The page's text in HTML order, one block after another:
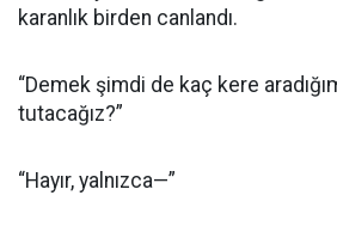
karanlık birden canlandı.
“Demek şimdi de kaç kere
tutacağız?”
“Hayır, yalnızca—”